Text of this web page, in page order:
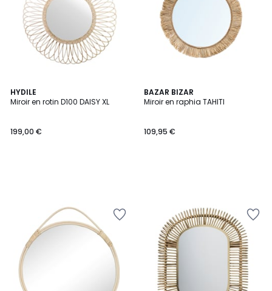
HYDILE
Miroir en rotin D100 DAISY XL
199,00 €
BAZAR BIZAR
Miroir en raphia TAHITI
109,95 €